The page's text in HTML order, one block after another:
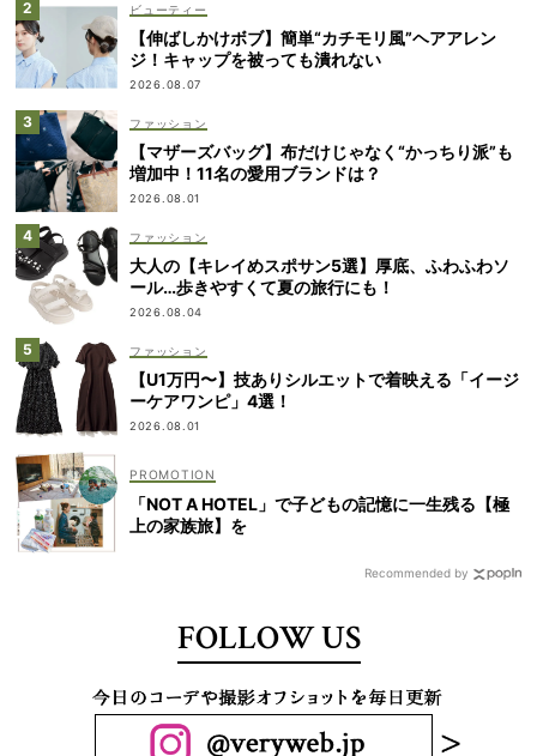
ビューティー
【伸ばしかけボブ】簡単“カチモリ風”ヘアアレン
ジ！キャップを被っても潰れない
2026.08.07
ファッション
【マザーズバッグ】布だけじゃなく“かっちり派”も
増加中！11名の愛用ブランドは？
2026.08.01
ファッション
大人の【キレイめスポサン5選】厚底、ふわふわソ
ール…歩きやすくて夏の旅行にも！
2026.08.04
ファッション
【U1万円〜】技ありシルエットで着映える「イージ
ーケアワンピ」4選！
2026.08.01
「NOT A HOTEL」で子どもの記憶に一生残る【極
上の家族旅】を
Recommended by
FOLLOW US